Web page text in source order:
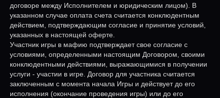
договоре между Исполнителем и юридическим лицом). В
указанном случае оплата счета считается конклюдентным
действием, подтверждающим согласие и принятие условий,
указанных в настоящей оферте.
Участник игры в мафию подтверждает свое согласие с
условиями, определенными настоящим Договором, своими
конклюдентными действиями, выражающимися в получении
услуги - участии в игре. Договор для участника считается
заключенным с момента начала Игры и действует до его
исполнения (окончание проведения игры) или до его